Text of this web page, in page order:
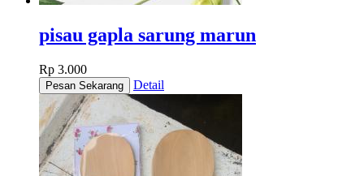
pisau gapla sarung marun
Rp 3.000
Detail